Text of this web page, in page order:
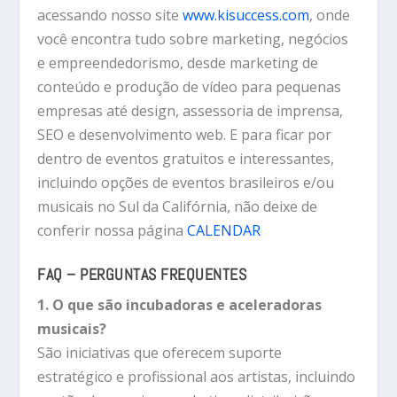
acessando nosso sitewww.kisuccess.com, onde
você encontra tudo sobre marketing, negócios
e empreendedorismo, desde marketing de
conteúdo e produção de vídeo para pequenas
empresas até design, assessoria de imprensa,
SEO e desenvolvimento web. E para ficar por
dentro de eventos gratuitos e interessantes,
incluindo opções de eventos brasileiros e/ou
musicais no Sul da Califórnia, não deixe de
conferir nossa páginaCALENDAR
FAQ – PERGUNTAS FREQUENTES
1. O que são incubadoras e aceleradoras
musicais?
São iniciativas que oferecem suporte
estratégico e profissional aos artistas, incluindo